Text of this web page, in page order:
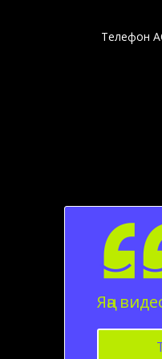
Телефон
Яңа